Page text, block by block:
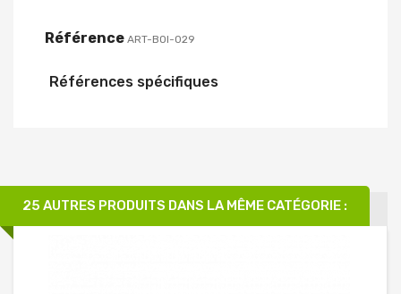
Référence ART-BOI-029
Références spécifiques
25 AUTRES PRODUITS DANS LA MÊME CATÉGORIE :